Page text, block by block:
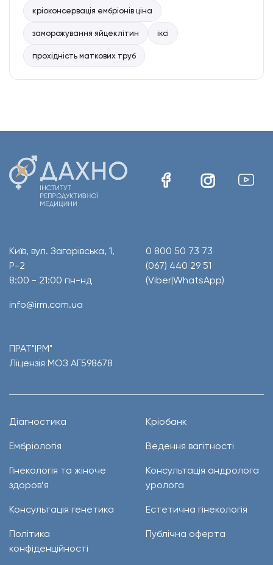
кріоконсервація ембріонів ціна
заморожування яйцеклітин іксі
прохідність маткових труб
Київ, вул. Загорівська, 1,
Р-2
8:00 - 21:00 пн-нд
0 800 50 73 73
(067) 440 29 51
(Viber|WhatsApp)
info@irm.com.ua
ПРАТ"ІРМ"
Ліцензія МОЗ АГ598678
Діагностика Кріобанк
Ембріологія Ведення вагітності
Гінекологія та жіноче
здоров’я
Консультація андролога
уролога
Консультація генетика Естетична гінекологія
Політика
конфіденційності
Публічна оферта